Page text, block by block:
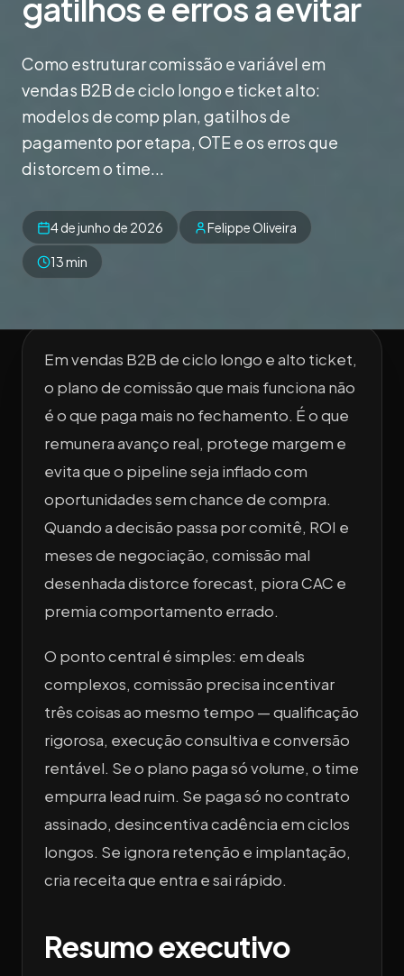
gatilhos e erros a evitar
Como estruturar comissão e variável em
vendas B2B de ciclo longo e ticket alto:
modelos de comp plan, gatilhos de
pagamento por etapa, OTE e os erros que
distorcem o time...
4 de junho de 2026 Felippe Oliveira
13 min
Em vendas B2B de ciclo longo e alto ticket,
o plano de comissão que mais funciona não
é o que paga mais no fechamento. É o que
remunera avanço real, protege margem e
evita que o pipeline seja inflado com
oportunidades sem chance de compra.
Quando a decisão passa por comitê, ROI e
meses de negociação, comissão mal
desenhada distorce forecast, piora CAC e
premia comportamento errado.
O ponto central é simples: em deals
complexos, comissão precisa incentivar
três coisas ao mesmo tempo — qualificação
rigorosa, execução consultiva e conversão
rentável. Se o plano paga só volume, o time
empurra lead ruim. Se paga só no contrato
assinado, desincentiva cadência em ciclos
longos. Se ignora retenção e implantação,
cria receita que entra e sai rápido.
Resumo executivo